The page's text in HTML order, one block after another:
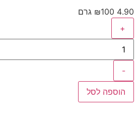
4.90
₪100 גרם
+
-
הוספה לסל